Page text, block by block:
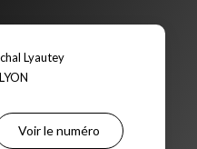
Lyautey
LYON
Voir le numéro